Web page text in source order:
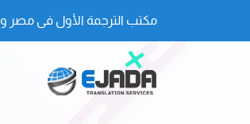
مكتب الترجمة الأول فى مصر